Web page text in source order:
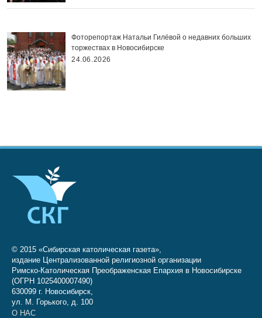
Фоторепортаж Натальи Гилёвой о недавних больших
торжествах в Новосибирске
24.06.2026
© 2015 «Сибирская католическая газета»,
издание Централизованной религиозной организации
Римско-Католическая Преображенская Епархия в Новосибирске
(ОГРН 1025400007490)
630099 г. Новосибирск,
ул. М. Горького, д. 100
О НАС